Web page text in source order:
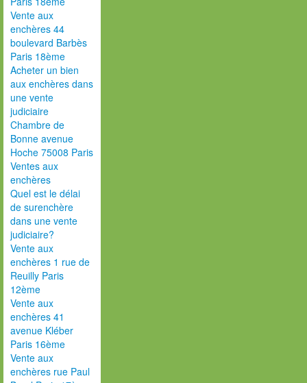
Vente aux
enchères 44
boulevard Barbès
Paris 18ème
Acheter un bien
aux enchères dans
une vente
judiciaire
Chambre de
Bonne avenue
Hoche 75008 Paris
Ventes aux
enchères
Quel est le délai
de surenchère
dans une vente
judiciaire?
Vente aux
enchères 1 rue de
Reuilly Paris
12ème
Vente aux
enchères 41
avenue Kléber
Paris 16ème
Vente aux
enchères rue Paul